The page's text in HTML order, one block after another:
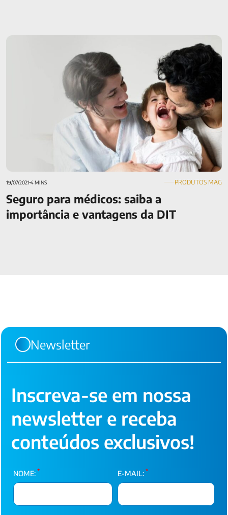
Seguro para médicos: saiba a importância e vantagens da
19/07/2021 4 MINS PRODUTOS MAG
Seguro para médicos: saiba a
importância e vantagens da DIT
Newsletter
Inscreva-se em nossa
newsletter e receba
conteúdos exclusivos!
NOME: * E-MAIL: *